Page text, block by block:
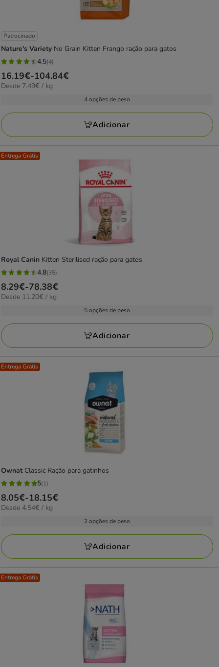
Patrocinado
Nature's Variety No Grain Kitten Frango ração para gatos
4.5
estrelas
com
avaliações
4.5(4)
Preço
de
104.84€
16.19€-104.84€
7.49€
Desde 7.49€ / kg
4 opções de peso
Adicionar
Entrega Grátis
Royal Canin Kitten Sterilised ração para gatos
4.8
estrelas
com
avaliações
4.8(35)
Preço
de
78.38€
8.29€-78.38€
11.20€
Desde 11.20€ / kg
5 opções de peso
Adicionar
Entrega Grátis
Ownat Classic Ração para gatinhos
5
estrelas
com
avaliações
5(1)
Preço
de
18.15€
8.05€-18.15€
4.54€
Desde 4.54€ / kg
2 opções de peso
Adicionar
Entrega Grátis